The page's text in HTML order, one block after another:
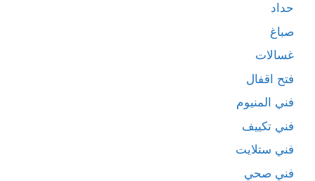
حداد
صباغ
غسالات
فتح اقفال
فني المنيوم
فني تكييف
فني ستلايت
فني صحي